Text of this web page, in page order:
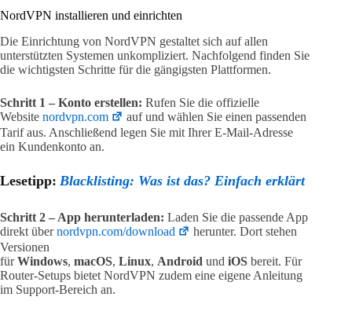
NordVPN installieren und einrichten
Die Einrichtung von NordVPN gestaltet sich auf allen
unterstützten Systemen unkompliziert. Nachfolgend finden Sie
die wichtigsten Schritte für die gängigsten Plattformen.
Schritt 1 – Konto erstellen: Rufen Sie die offizielle
Website nordvpn.com
auf und wählen Sie einen passenden
Tarif aus. Anschließend legen Sie mit Ihrer E-Mail-Adresse
ein Kundenkonto an.
Lesetipp: Blacklisting: Was ist das? Einfach erklärt
Schritt 2 – App herunterladen: Laden Sie die passende App
direkt übernordvpn.com/download
herunter. Dort stehen
Versionen
fürWindows, macOS, Linux, Android und iOS bereit. Für
Router-Setups bietet NordVPN zudem eine eigene Anleitung
im Support-Bereich an.